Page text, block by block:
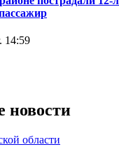
14:59
новости
области